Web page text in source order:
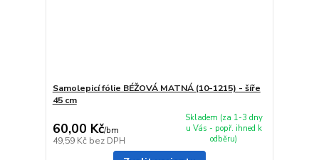
Samolepicí fólie BÉŽOVÁ MATNÁ (10-1215) - šíře
45 cm
60,00 Kč/bm
49,59 Kč bez DPH
Skladem (za 1-3 dny
u Vás - popř. ihned k
odběru)